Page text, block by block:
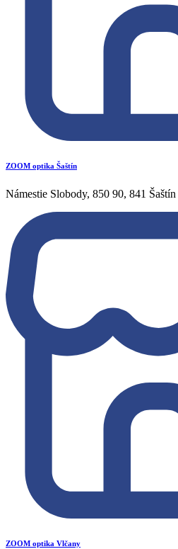
ZOOM optika Šaštín
Námestie Slobody, 850 90, 841 Šaštín
ZOOM optika Vlčany